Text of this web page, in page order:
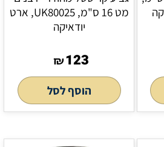
מט 16 ס"מ, UK80025, ארט
יודאיקה
₪123
הוסף לסל